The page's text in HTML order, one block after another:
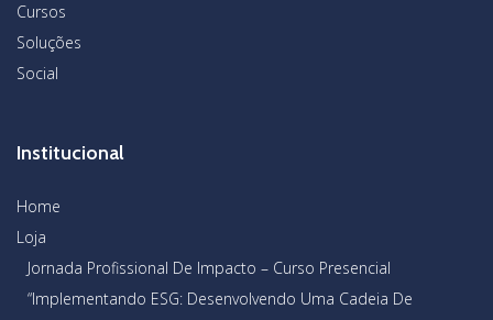
Cursos
Soluções
Social
Institucional
Home
Loja
Jornada Profissional De Impacto – Curso Presencial
“Implementando ESG: Desenvolvendo Uma Cadeia De